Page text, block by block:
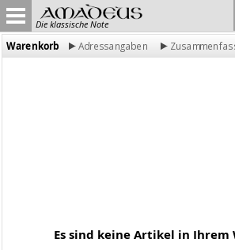
Die klassische Note
Warenkorb Adressangaben
Es sind keine Artikel in Ihrem